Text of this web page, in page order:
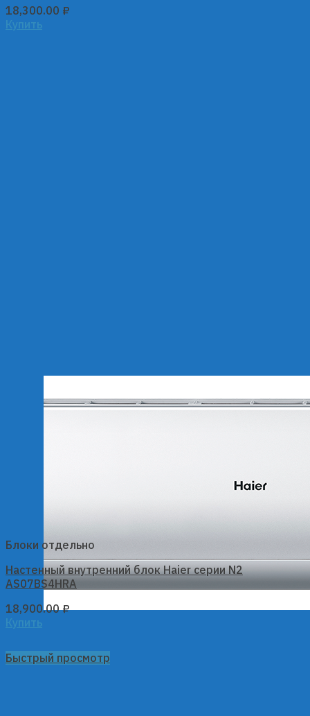
18,300.00 ₽
Купить
Быстрый просмотр
Блоки отдельно
Настенный внутренний блок Haier серии N2
AS07BS4HRA
18,900.00₽
Купить